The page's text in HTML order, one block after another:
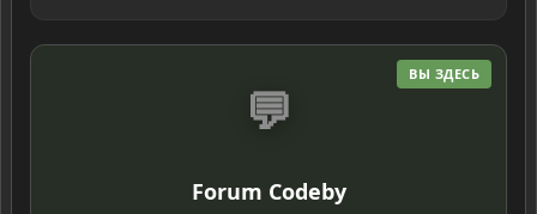
ВЫ ЗДЕСЬ
💬
Forum Codeby